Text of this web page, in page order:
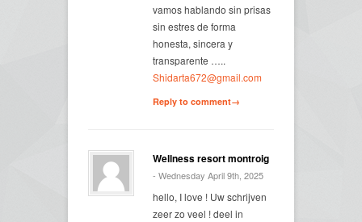
vamos hablando sin prisas
sin estres de forma
honesta, sincera y
transparente …..
Shidarta672@gmail.com
Reply to comment→
Wellness resort montroig
- Wednesday April 9th, 2025
hello, I love ! Uw schrijven
zeer zo veel ! deel in